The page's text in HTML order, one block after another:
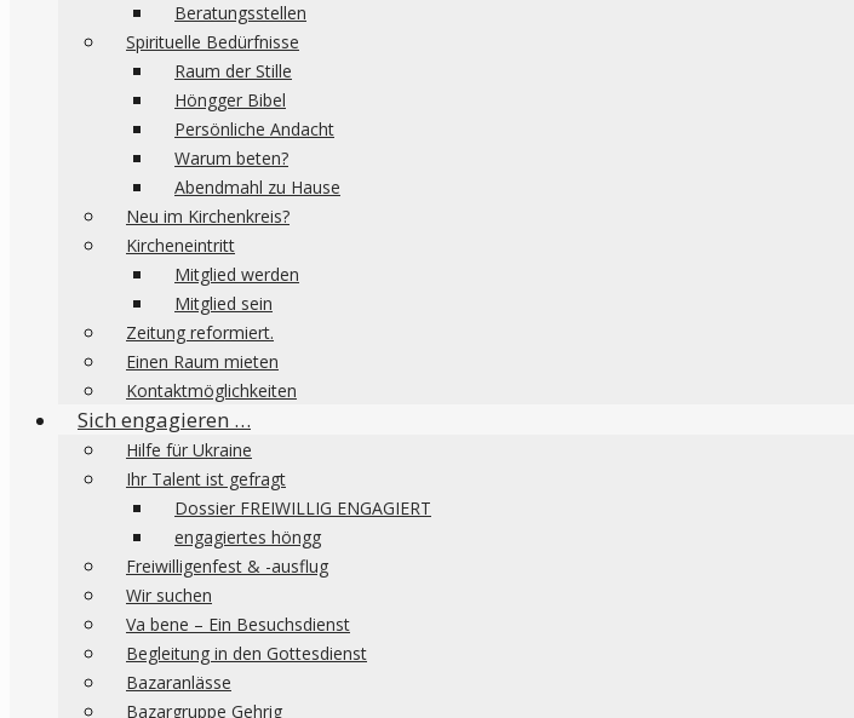
Beratungsstellen
Spirituelle Bedürfnisse
Raum der Stille
Höngger Bibel
Persönliche Andacht
Warum beten?
Abendmahl zu Hause
Neu im Kirchenkreis?
Kircheneintritt
Mitglied werden
Mitglied sein
Zeitung reformiert.
Einen Raum mieten
Kontaktmöglichkeiten
Sich engagieren …
Hilfe für Ukraine
Ihr Talent ist gefragt
Dossier FREIWILLIG ENGAGIERT
engagiertes höngg
Freiwilligenfest & -ausflug
Wir suchen
Va bene – Ein Besuchsdienst
Begleitung in den Gottesdienst
Bazaranlässe
Bazargruppe Gehrig